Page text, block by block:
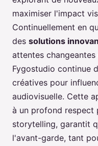
maximiser l'impact
Continuellement en
des solutions
attentes
Fygostudio continue
créatives pour
audiovisuelle. Cette
à un profond respect
storytelling, garantit
l'avant-garde, tant